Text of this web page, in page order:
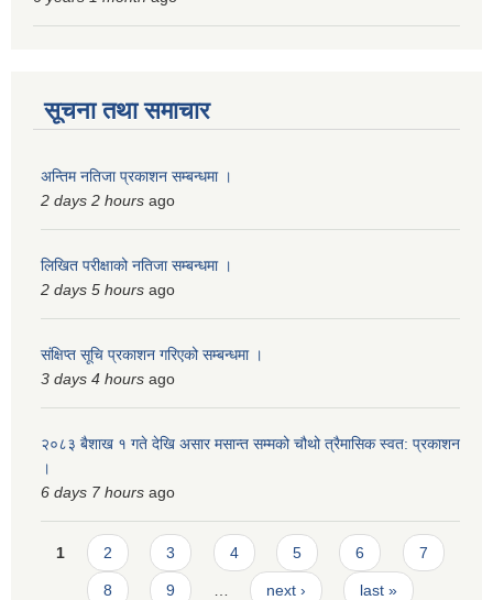
सूचना तथा समाचार
अन्तिम नतिजा प्रकाशन सम्बन्धमा ।
2 days 2 hours ago
लिखित परीक्षाको नतिजा सम्बन्धमा ।
2 days 5 hours ago
संक्षिप्त सूचि प्रकाशन गरिएको सम्बन्धमा ।
3 days 4 hours ago
२०८३ बैशाख १ गते देखि असार मसान्त सम्मको चौथो त्रैमासिक स्वत: प्रकाशन
।
6 days 7 hours ago
Pages
1 2 3 4 5 6 7
8 9 next › last »